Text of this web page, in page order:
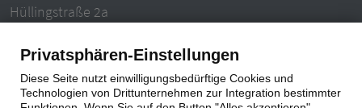
Hüllingstraße 2a
Tel.: 06093 – 996940
E-Mail: info@ludwigzentgraf.de
Privatsphären-Einstellungen
Diese Seite nutzt einwilligungsbedürftige Cookies und
Technologien von Drittunternehmen zur Integration bestimmter